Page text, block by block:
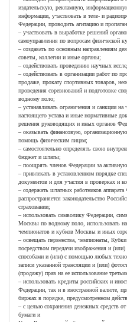
издательскую, рекламную,
информации, участвовать в теле- и
Федерации, проводить агитацию и
– участвовать в выработке решений
самоуправления по вопросам физической
– создавать по основным направлениям
советы, коллегии и иные органы;
– содействовать проведению научных
– содействовать в организации работ по
продаже, прокату спортивных товаров,
проведения соревнований и подготовке
водному поло;
– устанавливать ограничения и санкции
настоящего устава и иные нормативные
решения руководящих и иных органов
– оказывать финансовую,
помощь физическим лицам;
– самостоятельно определять свою
бюджет и штаты;
– поощрять членов Федерации за
– привлекать в установленном порядке
документов и для участия в проверках и
– содержать штатных работников
распространяется законодательство
страховании;
– использовать символику Федерации,
Москвы по водному поло, использовать
чемпионатов и кубков Москвы и иных
– освещать первенства, чемпионаты,
посредством передачи изображения и
способами и (или) с помощью любых
записи указанной трансляции и (или)
(продажу) прав на ее использование
– использовать кредиты российских и
Федерации, так и в иностранной валюте,
биржах в порядке, предусмотренном
– с целью сохранения денежных средств
бумаги и